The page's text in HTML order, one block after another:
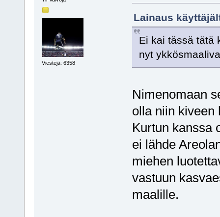
Viestejä: 6358
Lainaus
Ei kai tässä tätä
nyt
Nimenomaan
olla niin kiveen
Kurtun kanssa
ei lähde
miehen
vastuun
maalille.